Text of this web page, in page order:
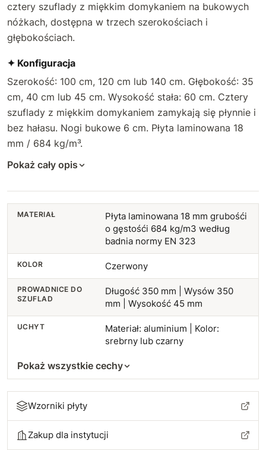
cztery szuflady z miękkim domykaniem na bukowych
nóżkach, dostępna w trzech szerokościach i
głębokościach.
✦ Konfiguracja
Szerokość: 100 cm, 120 cm lub 140 cm. Głębokość: 35
cm, 40 cm lub 45 cm. Wysokość stała: 60 cm. Cztery
szuflady z miękkim domykaniem zamykają się płynnie i
bez hałasu. Nogi bukowe 6 cm. Płyta laminowana 18
mm / 684 kg/m³.
Pokaż cały opis
MATERIAŁ
Płyta laminowana 18 mm grubośći
o gęstośći 684 kg/m3 według
badnia normy EN 323
KOLOR Czerwony
PROWADNICE DO
SZUFLAD
Długość 350 mm | Wysów 350
mm | Wysokość 45 mm
UCHYT
Materiał: aluminium | Kolor:
srebrny lub czarny
Pokaż wszystkie cechy
Wzorniki płyty
Zakup dla instytucji